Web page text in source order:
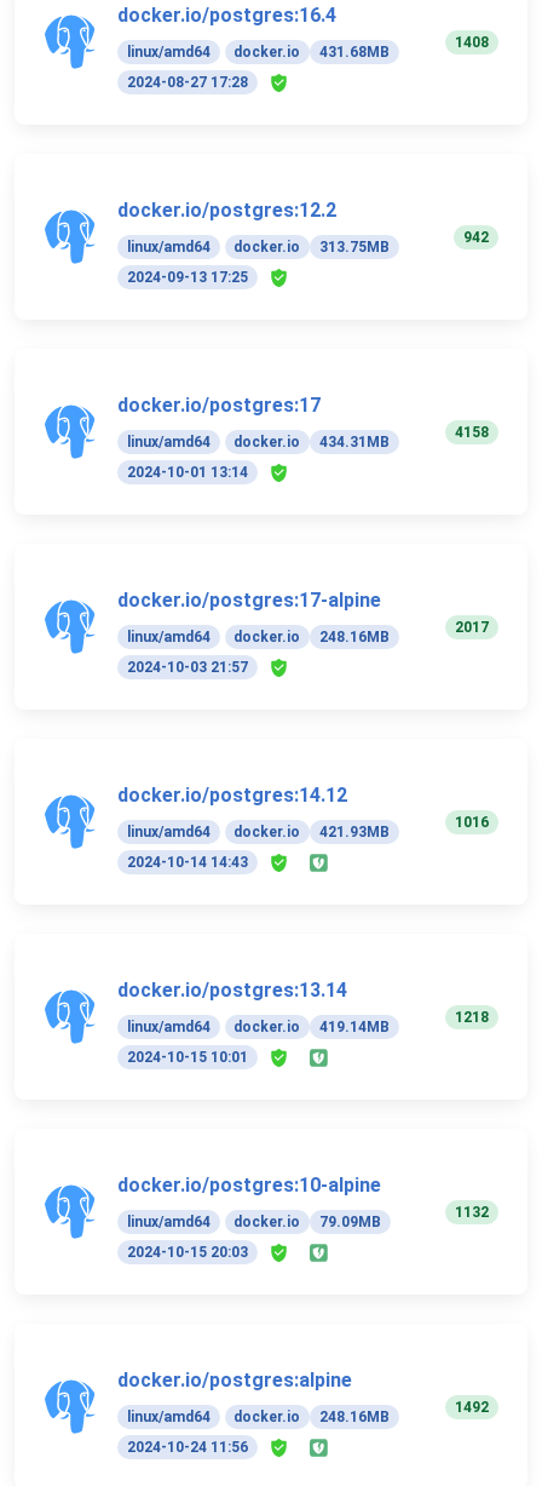
docker.io/postgres:16.4
linux/amd64 docker.io
431.68MB
2024-08-27 17:28
1408
docker.io/postgres:12.2
linux/amd64 docker.io
313.75MB
2024-09-13 17:25
942
docker.io/postgres:17
linux/amd64 docker.io
434.31MB
2024-10-01 13:14
4158
docker.io/postgres:17-alpine
linux/amd64 docker.io
248.16MB
2024-10-03 21:57
2017
docker.io/postgres:14.12
linux/amd64 docker.io
421.93MB
2024-10-14 14:43
1016
docker.io/postgres:13.14
linux/amd64 docker.io
419.14MB
2024-10-15 10:01
1218
docker.io/postgres:10-alpine
linux/amd64 docker.io
79.09MB
2024-10-15 20:03
1132
docker.io/postgres:alpine
linux/amd64 docker.io
248.16MB
2024-10-24 11:56
1492